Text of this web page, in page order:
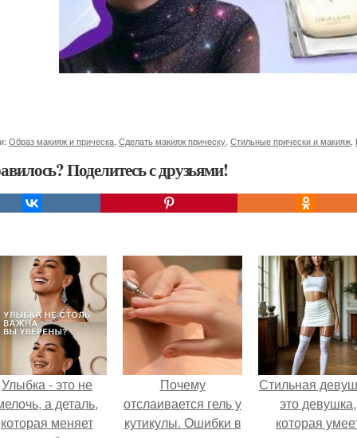
Образ макияж и прическа Сделать макияж прическу Стильные прически и макияж
Поделитесь с друзьями!
Улыбка - это не
а деталь,
которая меняет
Почему
отслаивается гель у
кутикулы. Ошибки в
Стильная
это девушка,
которая